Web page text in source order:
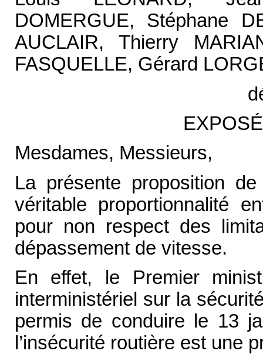
DOMERGUE, Stéphane
AUCLAIR, Thierry
FASQUELLE, Gérard
Mesdames, Messieurs,
La présente proposition
véritable proportionnalité
pour non respect des
dépassement de vitesse.
En effet, le Premier
interministériel sur la
permis de conduire le 13
l’insécurité routière est une